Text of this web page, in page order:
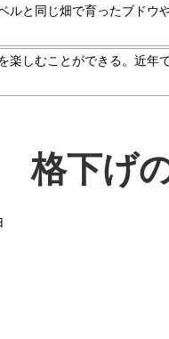
ルと同じ畑で育ったブド
楽しむことができる。近
格下げ